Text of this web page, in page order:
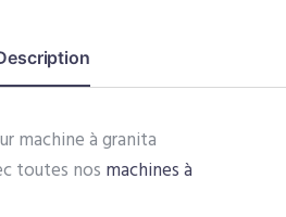
machine à granita
toutes nos machines à